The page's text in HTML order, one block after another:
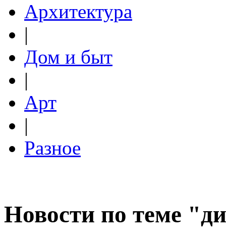
Архитектура
|
Дом и быт
|
Арт
|
Разное
Новости по теме